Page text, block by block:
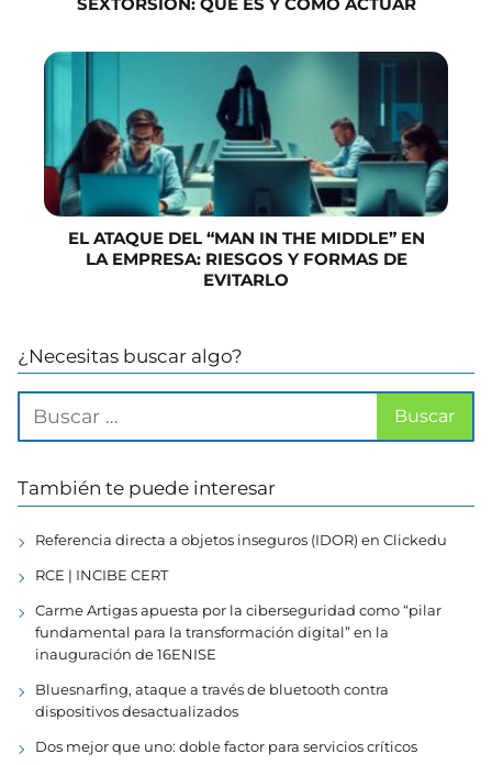
SEXTORSIÓN: QUÉ ES Y CÓMO ACTUAR
EL ATAQUE DEL “MAN IN THE MIDDLE” EN
LA EMPRESA: RIESGOS Y FORMAS DE
EVITARLO
¿Necesitas buscar algo?
También te puede interesar
Referencia directa a objetos inseguros (IDOR) en Clickedu
RCE | INCIBE CERT
Carme Artigas apuesta por la ciberseguridad como “pilar
fundamental para la transformación digital” en la
inauguración de 16ENISE
Bluesnarfing, ataque a través de bluetooth contra
dispositivos desactualizados
Dos mejor que uno: doble factor para servicios críticos